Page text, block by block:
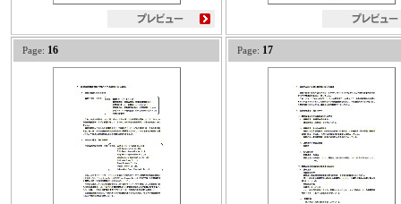
Page: 16 Page: 17